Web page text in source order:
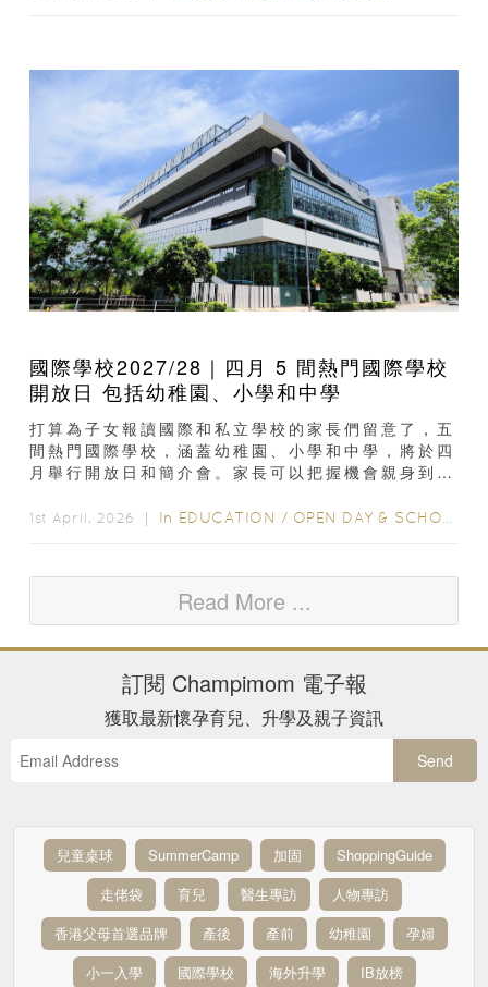
國際學校2027/28｜四月 5 間熱門國際學校
開放日 包括幼稚園、小學和中學
打算為子女報讀國際和私立學校的家長們留意了，五
間熱門國際學校，涵蓋幼稚園、小學和中學，將於四
月舉行開放日和簡介會。家長可以把握機會親身到訪
教育理念...
1st April, 2026 ｜ In EDUCATION / OPEN DAY & SCHOOL EVENTS
Read More ...
訂閱 Champimom 電子報
獲取最新懷孕育兒、升學及親子資訊
Send
兒童桌球 SummerCamp 加固
ShoppingGuide
走佬袋
育兒 醫生專訪
人物專訪
香港父母首選品牌
產後 產前 幼稚園
孕婦
小一入學
國際學校 海外升學 IB放榜